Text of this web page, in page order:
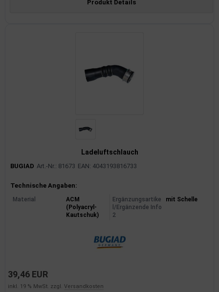
Produkt Details
Ladeluftschlauch
BUGIAD Art.-Nr.: 81673 EAN: 4043193816733
Produktinformationen
Technische Angaben:
Material
ACM
(Polyacryl-
Kautschuk)
Ergänzungsartike
l/Ergänzende Info
2
mit Schelle
39,46 EUR
inkl. 19 % MwSt. zzgl. Versandkosten